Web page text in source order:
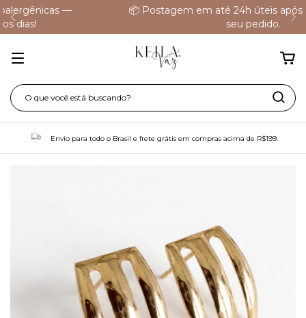
📦 Postagem em até 24h úteis após a aprovação do
Envio para todo o Brasil e frete grátis em compras acima de R$199.